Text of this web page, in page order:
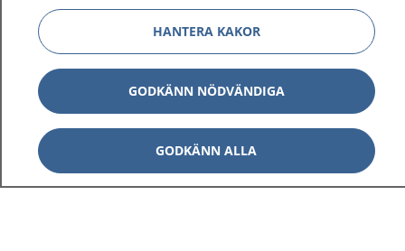
Visa
Om 1177 Visa
Kontakt Visa
HANTERA KAKOR
GODKÄNN NÖDVÄNDIGA
GODKÄNN ALLA